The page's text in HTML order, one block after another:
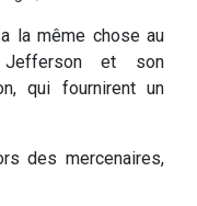
la même chose au
Jefferson et son
qui fournirent un
des mercenaires,